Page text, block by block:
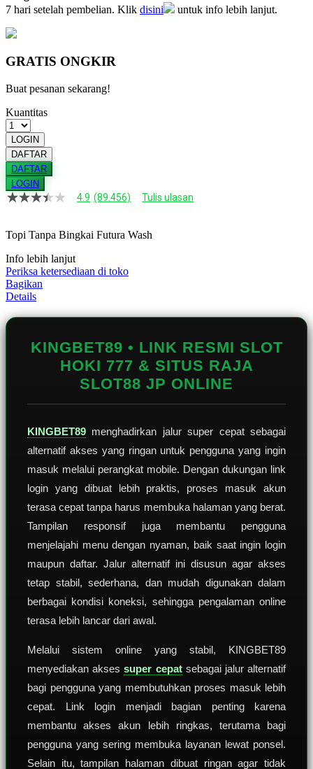
7 hari setelah pembelian. Klik disini untuk info lebih lanjut.
GRATIS ONGKIR
Buat pesanan sekarang!
Kuantitas
LOGIN
DAFTAR
DAFTAR
LOGIN
4.9
bintang,
rating
rata-
rata.
Read
13
Reviews.
Tautan
4.9 (89.456) Tulis ulasan
Topi Tanpa Bingkai Futura Wash
Info lebih lanjut
Periksa ketersediaan di toko
Bagikan
Details
KINGBET89 • LINK RESMI SLOT
HOKI 777 & SITUS RAJA
SLOT88 JP ONLINE
KINGBET89 menghadirkan jalur super cepat sebagai
alternatif akses yang ringan untuk pengguna yang ingin
masuk melalui perangkat mobile. Dengan dukungan link
login yang dibuat lebih praktis, proses masuk akun
terasa cepat tanpa harus membuka halaman yang berat.
Tampilan responsif juga membantu pengguna
menjelajahi menu dengan nyaman, baik saat ingin login
maupun daftar. Jalur alternatif ini disusun agar akses
tetap stabil, sederhana, dan mudah digunakan dalam
berbagai kondisi koneksi, sehingga pengalaman online
terasa lebih lancar dari awal.
Melalui sistem online yang stabil, KINGBET89
menyediakan aksessuper cepatsebagai jalur alternatif
bagi pengguna yang membutuhkan proses masuk lebih
cepat. Link login menjadi bagian penting karena
membantu akses akun lebih ringkas, terutama bagi
pengguna yang sering membuka layanan lewat ponsel.
Selain itu, tampilan halaman dibuat ringan agar tidak